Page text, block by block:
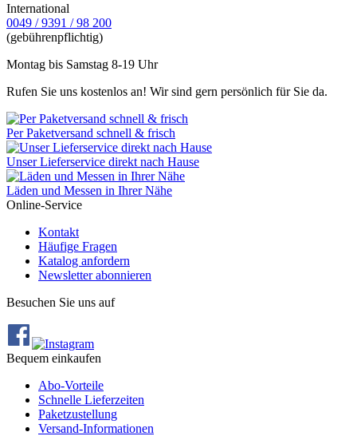
International
0049 / 9391 / 98 200
(gebührenpflichtig)
Montag bis Samstag 8-19 Uhr
Rufen Sie uns kostenlos an! Wir sind gern persönlich für Sie da.
Per Paketversand schnell & frisch
Unser Lieferservice direkt nach Hause
Läden und Messen in Ihrer Nähe
Online-Service
Kontakt
Häufige Fragen
Katalog anfordern
Newsletter abonnieren
Besuchen Sie uns auf
Bequem einkaufen
Abo‐Vorteile
Schnelle Lieferzeiten
Paketzustellung
Versand‐Informationen